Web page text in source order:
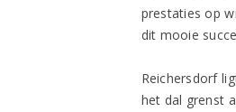
prestaties op
dit mooie
Reichersdorf
het dal grenst